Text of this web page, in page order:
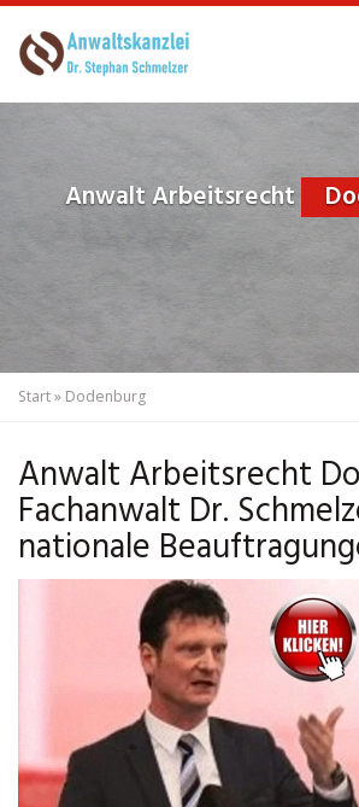
to
Anwalt Arbeitsrecht
Start» Dodenburg
Anwalt Arbeitsrecht
Fachanwalt Dr.
nationale